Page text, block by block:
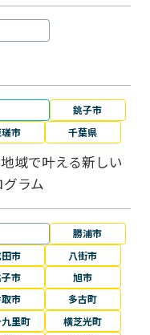
銚子市
市 千葉県
域で叶える新しい
ラム
勝浦市
市
八街市
市
旭市
市
多古町
里町
横芝光町